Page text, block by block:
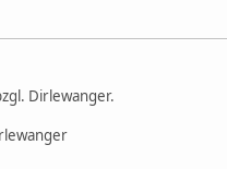
Dirlewanger.